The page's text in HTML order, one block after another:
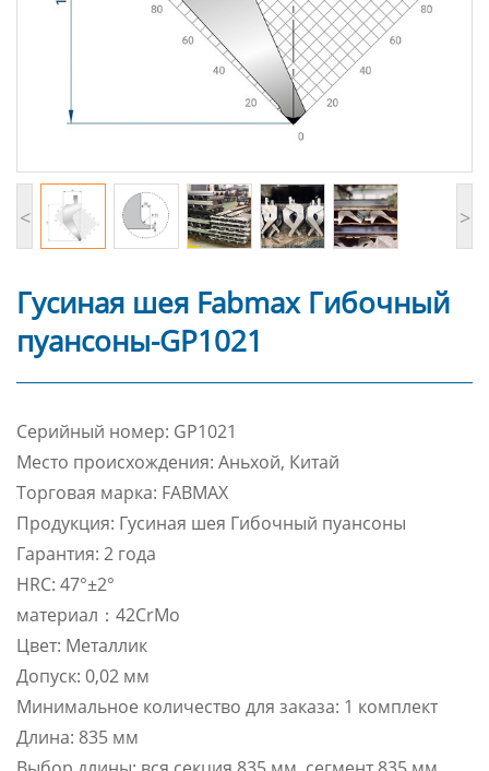
< >
Гусиная шея Fabmax Гибочный
пуансоны-GP1021
Cерийный номер: GP1021
Место происхождения: Аньхой, Китай
Торговая марка: FABMAX
Продукция: Гусиная шея Гибочный пуансоны
Гарантия: 2 года
HRC: 47°±2°
материал：42CrMo
Цвет: Металлик
Допуск: 0,02 мм
Минимальное количество для заказа: 1 комплект
Длина: 835 мм